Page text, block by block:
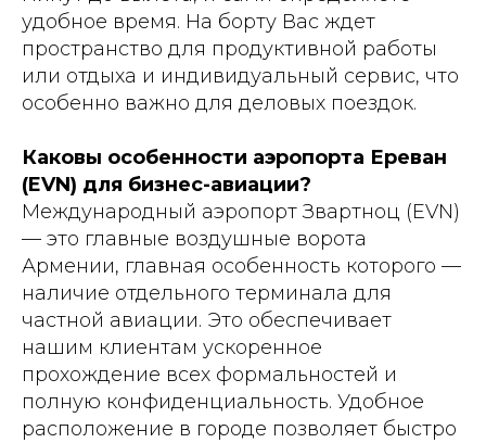
удобное время. На борту Вас ждет
пространство для продуктивной работы
или отдыха и индивидуальный сервис, что
особенно важно для деловых поездок.
Каковы особенности аэропорта Ереван
(EVN) для бизнес-авиации?
Международный аэропорт Звартноц (EVN)
— это главные воздушные ворота
Армении, главная особенность которого —
наличие отдельного терминала для
частной авиации. Это обеспечивает
нашим клиентам ускоренное
прохождение всех формальностей и
полную конфиденциальность. Удобное
расположение в городе позволяет быстро